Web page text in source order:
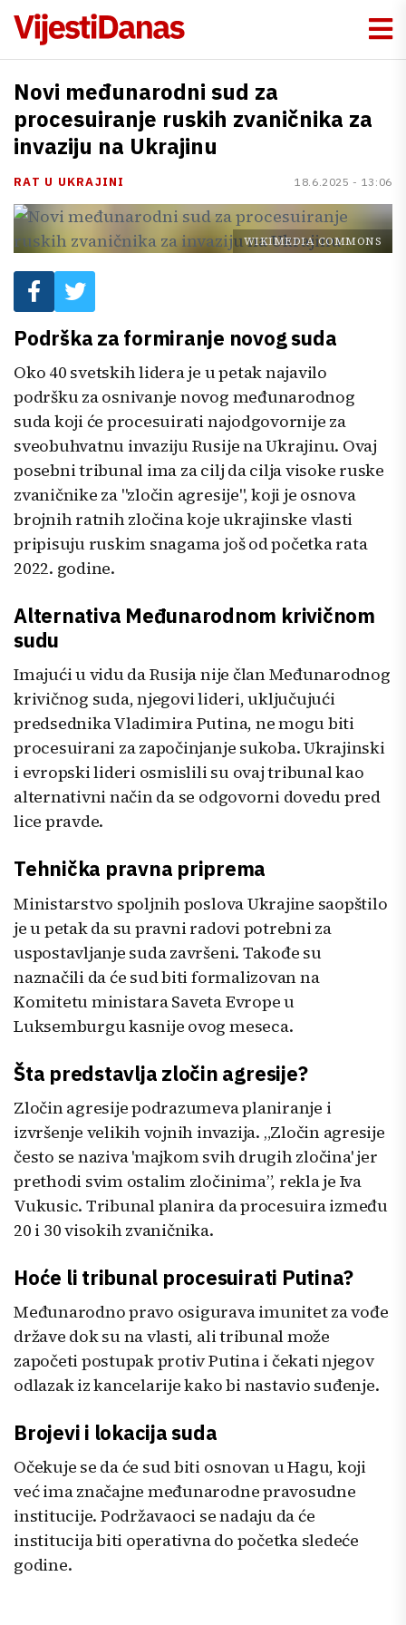
Novi međunarodni sud za
procesuiranje ruskih zvaničnika za
invaziju na Ukrajinu
RAT U UKRAJINI 18.6.2025 - 13:06
WIKIMEDIA COMMONS
Podrška za formiranje novog suda
Oko 40 svetskih lidera je u petak najavilo
podršku za osnivanje novog međunarodnog
suda koji će procesuirati najodgovornije za
sveobuhvatnu invaziju Rusije na Ukrajinu. Ovaj
posebni tribunal ima za cilj da cilja visoke ruske
zvaničnike za "zločin agresije", koji je osnova
brojnih ratnih zločina koje ukrajinske vlasti
pripisuju ruskim snagama još od početka rata
2022. godine.
Alternativa Međunarodnom krivičnom
sudu
Imajući u vidu da Rusija nije član Međunarodnog
krivičnog suda, njegovi lideri, uključujući
predsednika Vladimira Putina, ne mogu biti
procesuirani za započinjanje sukoba. Ukrajinski
i evropski lideri osmislili su ovaj tribunal kao
alternativni način da se odgovorni dovedu pred
lice pravde.
Tehnička pravna priprema
Ministarstvo spoljnih poslova Ukrajine saopštilo
je u petak da su pravni radovi potrebni za
uspostavljanje suda završeni. Takođe su
naznačili da će sud biti formalizovan na
Komitetu ministara Saveta Evrope u
Luksemburgu kasnije ovog meseca.
Šta predstavlja zločin agresije?
Zločin agresije podrazumeva planiranje i
izvršenje velikih vojnih invazija. „Zločin agresije
često se naziva 'majkom svih drugih zločina' jer
prethodi svim ostalim zločinima”, rekla je Iva
Vukusic. Tribunal planira da procesuira između
20 i 30 visokih zvaničnika.
Hoće li tribunal procesuirati Putina?
Međunarodno pravo osigurava imunitet za vođe
države dok su na vlasti, ali tribunal može
započeti postupak protiv Putina i čekati njegov
odlazak iz kancelarije kako bi nastavio suđenje.
Brojevi i lokacija suda
Očekuje se da će sud biti osnovan u Hagu, koji
već ima značajne međunarodne pravosudne
institucije. Podržavaoci se nadaju da će
institucija biti operativna do početka sledeće
godine.